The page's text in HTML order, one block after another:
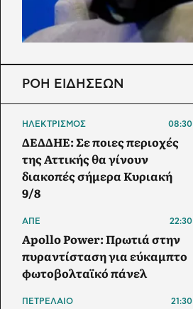
ΡΟΗ ΕΙΔΗΣΕΩΝ
ΗΛΕΚΤΡΙΣΜΟΣ 08:30
ΔΕΔΔΗΕ: Σε ποιες περιοχές
της Αττικής θα γίνουν
διακοπές σήμερα Κυριακή
9/8
ΑΠΕ 22:30
Apollo Power: Πρωτιά στην
πυραντίσταση για εύκαμπτο
φωτοβολταϊκό πάνελ
ΠΕΤΡΕΛΑΙΟ 21:30